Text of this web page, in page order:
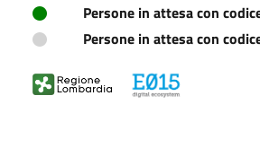
Persone in attesa con
Persone in attesa con